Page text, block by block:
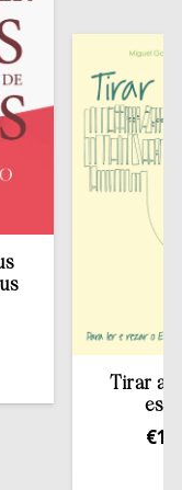
Tirar a Bíblia
estante
13,50